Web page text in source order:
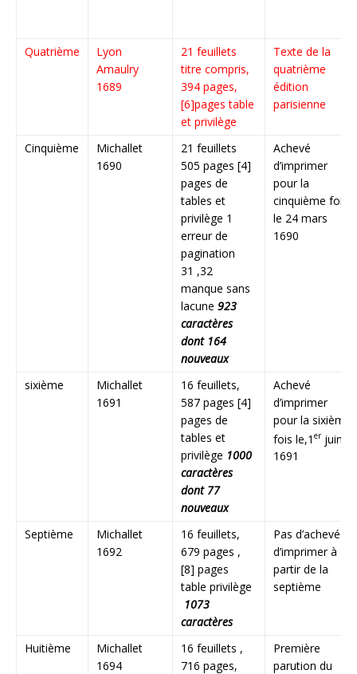
Quatrième
Lyon
Amaulry
1689
21 feuillets
titre compris,
394 pages,
[6]pages table
et privilège
Texte de la
quatrième
édition
parisienne
Cinquième
Michallet
1690
21 feuillets
505 pages [4]
pages de
tables et
privilège 1
erreur de
pagination
31 ,32
manque sans
lacune 923
caractères
dont 164
nouveaux
Achevé
d’imprimer
pour la
cinquième fois
le 24 mars
1690
sixième
Michallet
1691
16 feuillets,
587 pages [4]
pages de
tables et
privilège 1000
caractères
dont 77
nouveaux
Achevé
d’imprimer
pour la sixième
fois le,1 erjuin
1691
Septième
Michallet
1692
16 feuillets,
679 pages ,
[8] pages
table privilège
1073
caractères
Pas d’achevé
d’imprimer à
partir de la
septième
Huitième
Michallet
1694
16 feuillets ,
716 pages,
Première
parution du